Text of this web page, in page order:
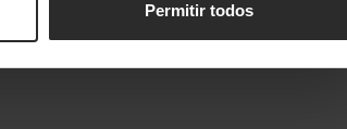
Permitir todos